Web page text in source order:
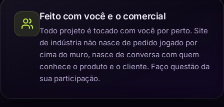
Feito com você e o comercial
Todo projeto é tocado com você por perto. Site
de indústria não nasce de pedido jogado por
cima do muro, nasce de conversa com quem
conhece o produto e o cliente. Faço questão da
sua participação.